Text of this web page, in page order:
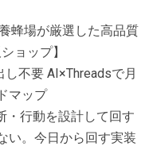
蜂場が厳選した高品質
ョップ】
し不要 AI×Threadsで月
マップ
・行動を設計して回す
い。今日から回す実装